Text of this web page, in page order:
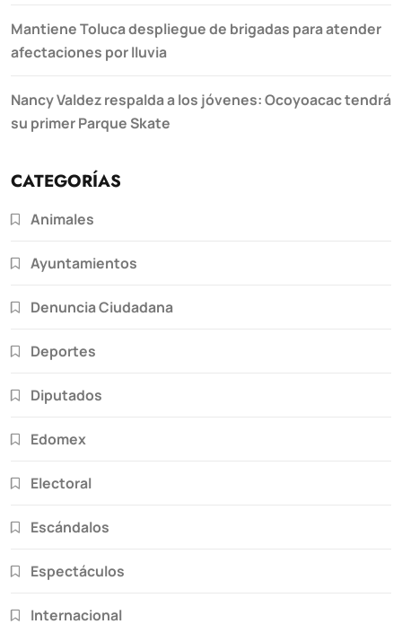
Mantiene Toluca despliegue de brigadas para atender
afectaciones por lluvia
Nancy Valdez respalda a los jóvenes: Ocoyoacac tendrá
su primer Parque Skate
CATEGORÍAS
Animales
Ayuntamientos
Denuncia Ciudadana
Deportes
Diputados
Edomex
Electoral
Escándalos
Espectáculos
Internacional